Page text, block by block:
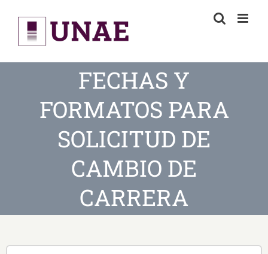
content
FECHAS Y
FORMATOS PARA
SOLICITUD DE
CAMBIO DE
CARRERA